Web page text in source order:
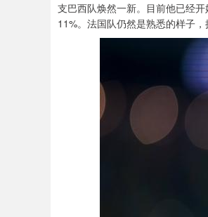
支巴西队焕然一新。目前他已经
11%。法国队仍然是熟悉的样子，